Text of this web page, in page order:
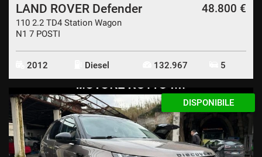
LAND ROVER Defender
110 2.2 TD4 Station Wagon
N1 7 POSTI
48.800 €
2012 Diesel 132.967 5
DISPONIBILE